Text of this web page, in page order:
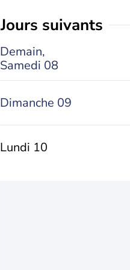
jours suivants
Demain,
Samedi 08
Dimanche 09
Lundi 10